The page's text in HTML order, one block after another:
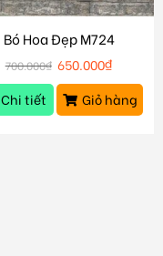
Bó Hoa Đẹp M724
700.000₫ 650.000₫
Chi tiết
Giỏ hàng